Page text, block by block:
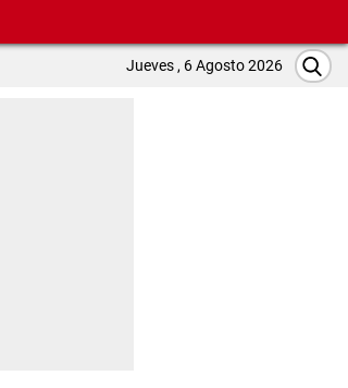
Jueves , 6 Agosto 2026